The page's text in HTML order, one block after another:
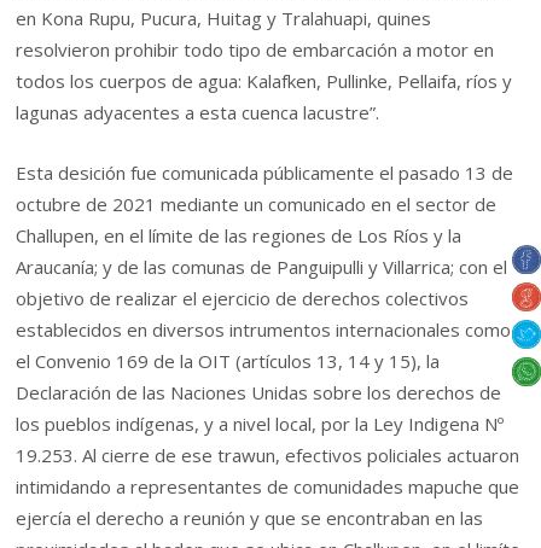
en Kona Rupu, Pucura, Huitag y Tralahuapi, quines
resolvieron prohibir todo tipo de embarcación a motor en
todos los cuerpos de agua: Kalafken, Pullinke, Pellaifa, ríos y
lagunas adyacentes a esta cuenca lacustre”.
Esta desición fue comunicada públicamente el pasado 13 de
octubre de 2021 mediante un comunicado en el sector de
Challupen, en el límite de las regiones de Los Ríos y la
Araucanía; y de las comunas de Panguipulli y Villarrica; con el
objetivo de realizar el ejercicio de derechos colectivos
establecidos en diversos intrumentos internacionales como
el Convenio 169 de la OIT (artículos 13, 14 y 15), la
Declaración de las Naciones Unidas sobre los derechos de
los pueblos indígenas, y a nivel local, por la Ley Indigena Nº
19.253. Al cierre de ese trawun, efectivos policiales actuaron
intimidando a representantes de comunidades mapuche que
ejercía el derecho a reunión y que se encontraban en las